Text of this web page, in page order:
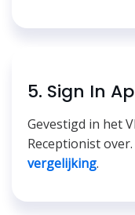
5. Sign In
Gevestigd in het
Receptionist over.
vergelijking.